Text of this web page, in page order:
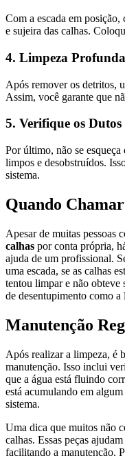
Com a escada em
e sujeira das calhas.
4. Limpeza Profunda
Após remover os detritos,
Assim, você garante que
5. Verifique os Dutos
Por último, não se esqueça
limpos e desobstruídos.
sistema.
Quando
Apesar de muitas pessoas
calhas por conta própria,
ajuda de um profissional.
uma escada, se as calhas
tentou limpar e não obteve
de desentupimento como a
Manutenção
Após realizar a limpeza, é
manutenção. Isso inclui
que a água está fluindo
está acumulando em
sistema.
Uma dica que muitos não
calhas. Essas peças
facilitando a manutenção.